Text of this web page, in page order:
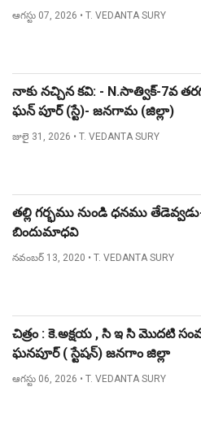
ఆగస్టు 07, 2026 • T. VEDANTA SURY
నాకు నచ్చిన కవి: - N.సాత్విక్-7వ
ఘన్ పూర్ (స్టే)- జనగామ (జిల్లా)
జులై 31, 2026 • T. VEDANTA SURY
తల్లి గర్భము నుండి ధనము
బిందుమాధవి
నవంబర్ 13, 2020 • T. VEDANTA SURY
చిత్రం : కె.అక్షయ , సి ఇ సి మొదటి
ఘనపూర్ ( స్టేషన్) జనగాం జిల్లా
ఆగస్టు 06, 2026 • T. VEDANTA SURY